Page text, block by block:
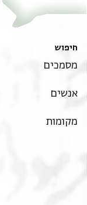
חיפוש
מסמכים
אנשים
מקומות